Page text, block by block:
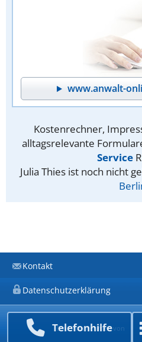
www.anwalt-
Kostenrechner,
alltagsrelevante
Service
Julia Thies ist noch nicht
Telefon­hilfe
Kontakt
Datenschutzerklärung
Ein Unternehmen von